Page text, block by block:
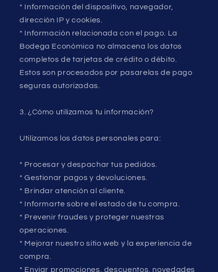
* Información del dispositivo, navegador,
dirección IP y cookies.
* Información relacionada con el pago. La
Bodega Económica no almacena los datos
completos de tarjetas de crédito o débito.
Estos son procesados por pasarelas de pago
seguras autorizadas.
3. ¿Cómo utilizamos tu información?
Utilizamos los datos personales para:
* Procesar y despachar tus pedidos.
* Gestionar pagos y devoluciones.
* Brindar atención al cliente.
* Informarte sobre el estado de tu compra.
* Prevenir fraudes y proteger nuestras
operaciones.
* Mejorar nuestro sitio web y la experiencia de
compra.
* Enviar promociones, descuentos, novedades